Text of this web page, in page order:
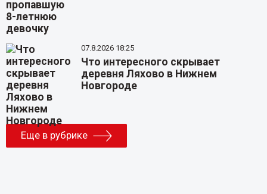
07.8.2026 18:25
Что интересного скрывает
деревня Ляхово в Нижнем
Новгороде
Еще в рубрике